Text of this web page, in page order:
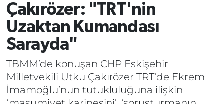
Çakırözer: "TRT'nin
Uzaktan Kumandası
Sarayda"
TBMM’de konuşan CHP Eskişehir
Milletvekili Utku Çakırözer TRT’de Ekrem
İmamoğlu’nun tutukluluğuna ilişkin